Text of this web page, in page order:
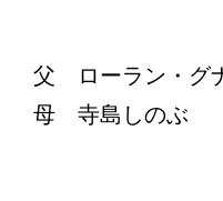
父 ローラン・グ
母 寺島しのぶ